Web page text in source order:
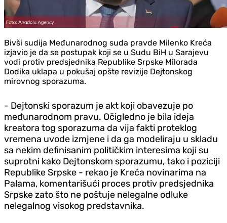
Bivši sudija Međunarodnog suda pravde Milenko Kreća
izjavio je da se postupak koji se u Sudu BiH u Sarajevu
vodi protiv predsjednika Republike Srpske Milorada
Dodika uklapa u pokušaj opšte revizije Dejtonskog
mirovnog sporazuma.
- Dejtonski sporazum je akt koji obavezuje po
međunarodnom pravu. Očigledno je bila ideja
kreatora tog sporazuma da vija fakti proteklog
vremena uvode izmjene i da ga modeliraju u skladu
sa nekim definisanim političkim interesima koji su
suprotni kako Dejtonskom sporazumu, tako i poziciji
Republike Srpske - rekao je Kreća novinarima na
Palama, komentarišući proces protiv predsjednika
Srpske zato što ne poštuje nelegalne odluke
nelegalnog visokog predstavnika.